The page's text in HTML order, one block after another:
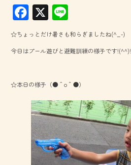
F
ac
e
b
ok
X
ne
☆ちょっとだけ暑さも和らぎましたね(^_-)
今日はプール遊びと避難訓練の様子です!(^^)!
☆本日の様子（●＾o＾●）